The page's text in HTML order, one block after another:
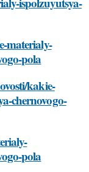
materialy-
pola
kakie-
chernovogo-
pola